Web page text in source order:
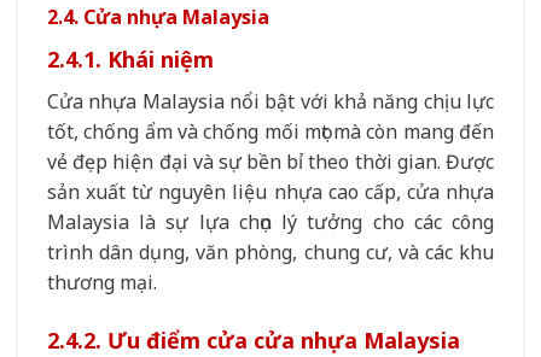
2.4. Cửa nhựa Malaysia
2.4.1. Khái niệm
Cửa nhựa Malaysia nổi bật với khả năng chịu lực
tốt, chống ẩm và chống mối mọt mà còn mang đến
vẻ đẹp hiện đại và sự bền bỉ theo thời gian. Được
sản xuất từ nguyên liệu nhựa cao cấp, cửa nhựa
Malaysia là sự lựa chọn lý tưởng cho các công
trình dân dụng, văn phòng, chung cư, và các khu
thương mại.
2.4.2. Ưu điểm cửa cửa nhựa Malaysia